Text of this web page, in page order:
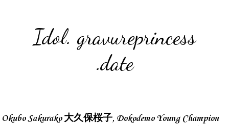
Idol. gravureprincess
.date
Okubo Sakurako 大久保桜子, Dokodemo Young Champion